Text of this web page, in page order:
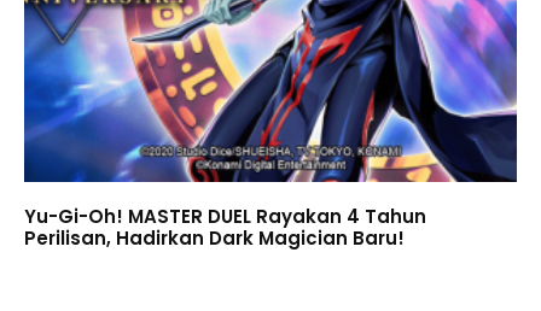
Yu-Gi-Oh! MASTER DUEL Rayakan 4 Tahun
Perilisan, Hadirkan Dark Magician Baru!